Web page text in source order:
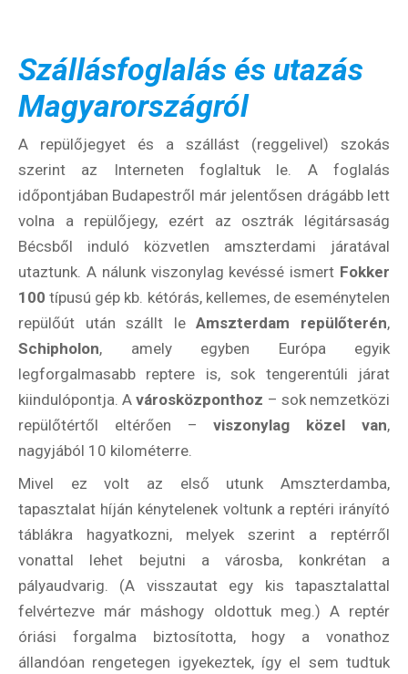
Szállásfoglalás és utazás
Magyarországról
A repülőjegyet és a szállást (reggelivel) szokás
szerint az Interneten foglaltuk le. A foglalás
időpontjában Budapestről már jelentősen drágább lett
volna a repülőjegy, ezért az osztrák légitársaság
Bécsből induló közvetlen amszterdami járatával
utaztunk. A nálunk viszonylag kevéssé ismert Fokker
100 típusú gép kb. kétórás, kellemes, de eseménytelen
repülőút után szállt leAmszterdam repülőterén,
Schipholon, amely egyben Európa egyik
legforgalmasabb reptere is, sok tengerentúli járat
kiindulópontja. Avárosközponthoz – sok nemzetközi
repülőtértől eltérően –viszonylag közel van,
nagyjából 10 kilométerre.
Mivel ez volt az első utunk Amszterdamba,
tapasztalat híján kénytelenek voltunk a reptéri irányító
táblákra hagyatkozni, melyek szerint a reptérről
vonattal lehet bejutni a városba, konkrétan a
pályaudvarig. (A visszautat egy kis tapasztalattal
felvértezve már máshogy oldottuk meg.) A reptér
óriási forgalma biztosította, hogy a vonathoz
állandóan rengetegen igyekeztek, így el sem tudtuk